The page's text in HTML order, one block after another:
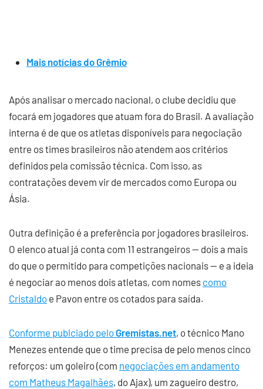
Mais notícias do Grêmio
Após analisar o mercado nacional, o clube decidiu que
focará em jogadores que atuam fora do Brasil. A avaliação
interna é de que os atletas disponíveis para negociação
entre os times brasileiros não atendem aos critérios
definidos pela comissão técnica. Com isso, as
contratações devem vir de mercados como Europa ou
Ásia.
Outra definição é a preferência por jogadores brasileiros.
O elenco atual já conta com 11 estrangeiros — dois a mais
do que o permitido para competições nacionais — e a ideia
é negociar ao menos dois atletas, com nomes como
Cristaldo e Pavon entre os cotados para saída.
Conforme publciado pelo Gremistas.net, o técnico Mano
Menezes entende que o time precisa de pelo menos cinco
reforços: um goleiro (com negociações em andamento
com Matheus Magalhães, do Ajax), um zagueiro destro,